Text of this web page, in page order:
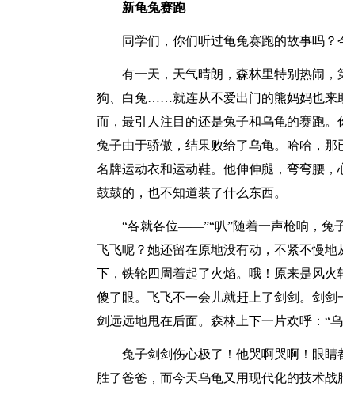
新龟兔赛跑
同学们，你们听过龟兔赛跑的故事吗
有一天，天气晴朗，森林里特别热闹
狗、白兔……就连从不爱出门的熊妈妈也
而，最引人注目的还是兔子和乌龟的赛跑。
兔子由于骄傲，结果败给了乌龟。哈哈，
名牌运动衣和运动鞋。他伸伸腿，弯弯腰
鼓鼓的，也不知道装了什么东西。
“各就各位——”“叭”随着一声枪响，兔
飞飞呢？她还留在原地没有动，不紧不慢
下，铁轮四周着起了火焰。哦！原来是风
傻了眼。飞飞不一会儿就赶上了剑剑。剑
剑远远地甩在后面。森林上下一片欢呼：“
兔子剑剑伤心极了！他哭啊哭啊！眼
胜了爸爸，而今天乌龟又用现代化的技术战